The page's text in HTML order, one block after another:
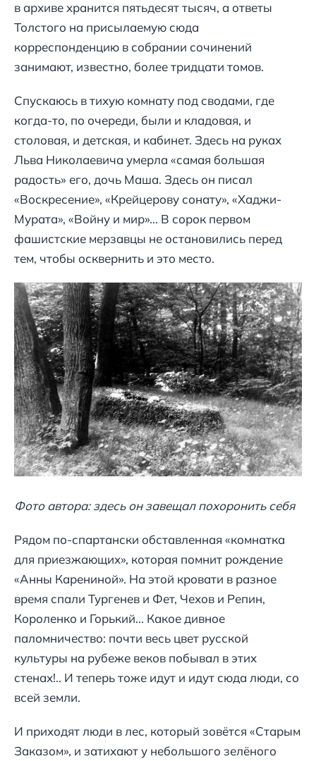
в архиве хранится пятьдесят тысяч, а ответы
Толстого на присылаемую сюда
корреспонденцию в собрании сочинений
занимают, известно, более тридцати томов.
Спускаюсь в тихую комнату под сводами, где
когда-то, по очереди, были и кладовая, и
столовая, и детская, и кабинет. Здесь на руках
Льва Николаевича умерла «самая большая
радость» его, дочь Маша. Здесь он писал
«Воскресение», «Крейцерову сонату», «Хаджи-
Мурата», «Войну и мир»... В сорок первом
фашистские мерзавцы не остановились перед
тем, чтобы осквернить и это место.
Фото автора: здесь он завещал похоронить себя
Рядом по-спартански обставленная «комнатка
для приезжающих», которая помнит рождение
«Анны Карениной». На этой кровати в разное
время спали Тургенев и Фет, Чехов и Репин,
Короленко и Горький... Какое дивное
паломничество: почти весь цвет русской
культуры на рубеже веков побывал в этих
стенах!.. И теперь тоже идут и идут сюда люди, со
всей земли.
И приходят люди в лес, который зовётся «Старым
Заказом», и затихают у небольшого зелёного